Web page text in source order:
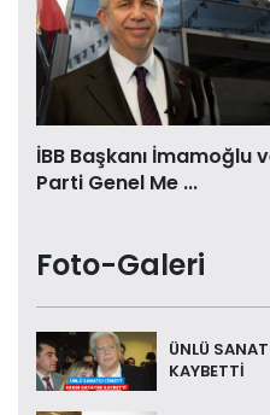
İBB Başkanı İmamoğlu
Parti Genel Me ...
Foto-Galeri
ÜNLÜ
KAYBETTİ